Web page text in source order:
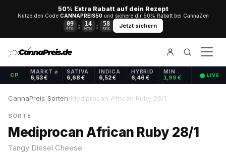
50% Extra Rabatt auf dein Rezept
Nutze den Code CANNAPREIS50und sichere dir 50% Rabatt bei CannaZen
09
STD : 14
MIN : 58
SEK Jetzt sichern
CP
MARKT ⌀
6,53 €
SATIVA
6,68 €
INDICA
6,52 €
HYBRID
6,46 €
MIN
1,99 € ⬤ LIVE
CannaPreis/Sorten/Mediprocan African Ruby 28/1
SORTE
Mediprocan African Ruby 28/1
Tangy Diesel Cheese